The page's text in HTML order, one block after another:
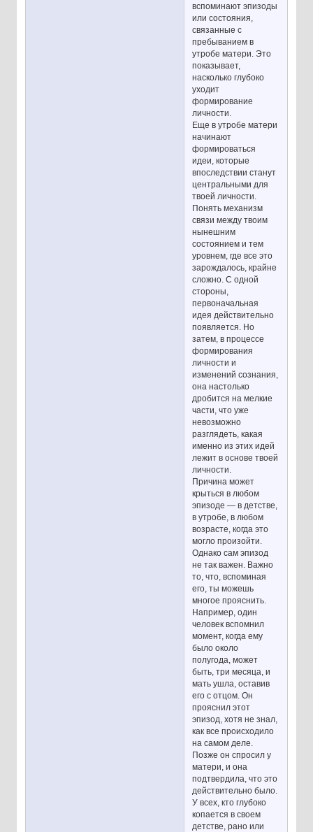
вспоминают эпизоды
или состояния,
связанные с
пребыванием в
утробе матери. Это
показывает,
насколько глубоко
уходит
формирование
личности.
Еще в утробе матери
начинают
формироваться
идеи, которые
впоследствии станут
центральными для
твоей личности.
Понять механизм
связи между твоим
нынешним
состоянием и тем
уровнем, где все это
зарождалось, крайне
сложно. С одной
стороны,
первоначальная
идея действительно
появляется. Но
затем, в процессе
формирования
личности и
изменений сознания,
она настолько
дробится на мелкие
части, что уже
невозможно
разглядеть, какая
именно из этих идей
лежит в основе твоей
личности.
Причина может
крыться в любом
эпизоде — в детстве,
в утробе, в любом
возрасте, когда это
могло произойти.
Однако сам эпизод
не так важен. Важно
то, что, вспоминая
его, ты можешь
многое прояснить.
Например, один
человек вспомнил
момент, когда ему
было около
полугода, может
быть, три месяца, и
мать ушла, оставив
его с отцом. Он
прояснил этот
эпизод, хотя не знал,
как все происходило
на самом деле.
Позже он спросил у
матери, и она
подтвердила, что это
действительно было.
У всех, кто глубоко
копается в своем
детстве, рано или